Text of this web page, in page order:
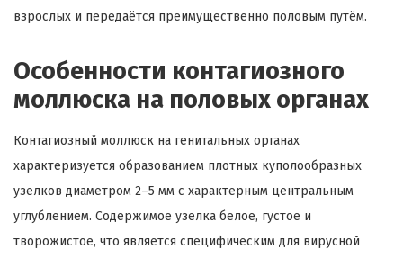
взрослых и передаётся преимущественно половым путём.
Особенности контагиозного
моллюска на половых органах
Контагиозный моллюск на генитальных органах
характеризуется образованием плотных куполообразных
узелков диаметром 2–5 мм с характерным центральным
углублением. Содержимое узелка белое, густое и
творожистое, что является специфическим для вирусной